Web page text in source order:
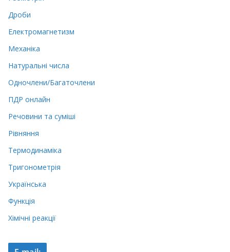
Дроби
Електромагнетизм
Механіка
Натуральні числа
Одночлени/Багаточлени
ПДР онлайн
Речовини та суміші
Рівняння
Термодинаміка
Тригонометрія
Українська
Функція
Хімічні реакції